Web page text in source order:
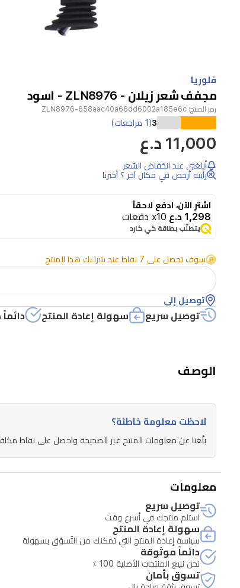
1
1
فلوريا
مجفف شعر زيلان - ZLN8976 - اسود
رمز المنتج: ZLN8976-658aac40a66dd6002a185e6c
3(1 مراجعات)
11,000 د.ع
أبلغني عند انخفاض السّعر
رأيته أرخص في مكان آخر ؟ أخبرنا
اشترِ الآن، ادفع لاحقاً
1,298 د.ع x10 دفعات
يتطلّب بطاقة كي كارد
سوف تحصل على 7 نقاط عند شراءك هذا المنتج
توصيل إلى
توصيل سريع سهولة إعادة المنتج
الوصف
لاحظت معلومة خاطئة؟
بلّغنا عن معلومات المنتج غير الصحيحة واحصل على نقاط
معلومات
توصيل سريع
استلم منتجك في أسرع وقت
سهولة إعادة المنتج
سياسة إعادة المنتج التي تمكنك من التّسوّق بسهولة
دائماً موثوقة
نحن نبيع المنتجات الأصلية 100 ٪
تسوق بأمان